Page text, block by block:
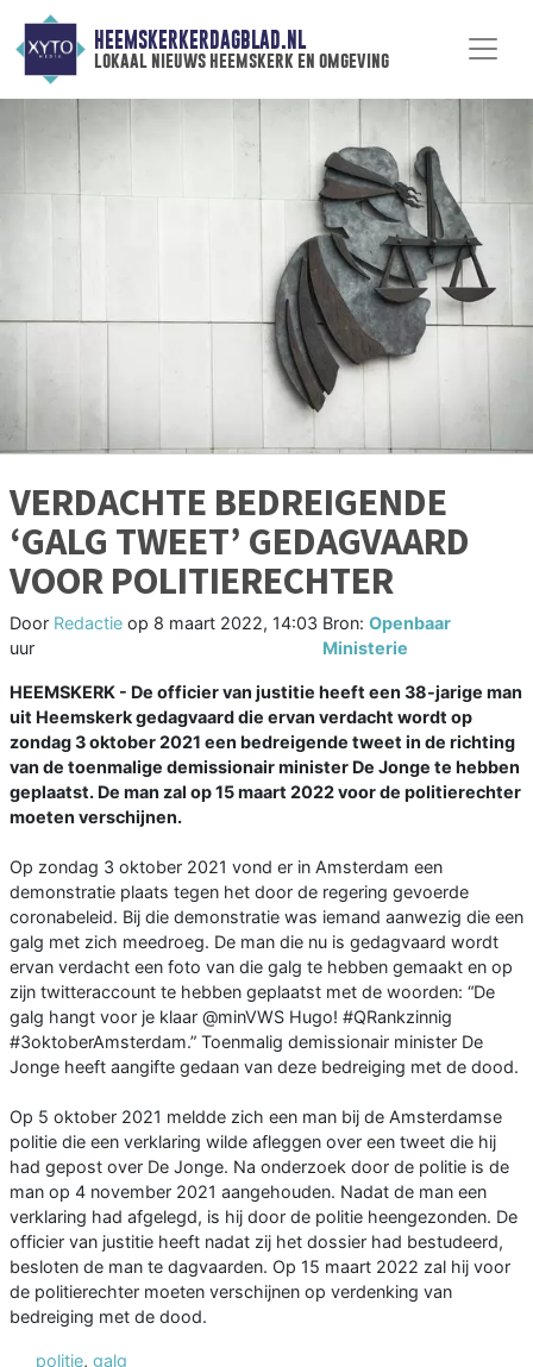
HEEMSKERKERDAGBLAD.NL
lokaal nieuws heemskerk en omgeving
VERDACHTE BEDREIGENDE
‘GALG TWEET’ GEDAGVAARD
VOOR POLITIERECHTER
Door Redactie op 8 maart 2022, 14:03
uur
Bron: Openbaar
Ministerie
HEEMSKERK - De officier van justitie heeft een 38-jarige man
uit Heemskerk gedagvaard die ervan verdacht wordt op
zondag 3 oktober 2021 een bedreigende tweet in de richting
van de toenmalige demissionair minister De Jonge te hebben
geplaatst. De man zal op 15 maart 2022 voor de politierechter
moeten verschijnen.
Op zondag 3 oktober 2021 vond er in Amsterdam een
demonstratie plaats tegen het door de regering gevoerde
coronabeleid. Bij die demonstratie was iemand aanwezig die een
galg met zich meedroeg. De man die nu is gedagvaard wordt
ervan verdacht een foto van die galg te hebben gemaakt en op
zijn twitteraccount te hebben geplaatst met de woorden: “De
galg hangt voor je klaar @minVWS Hugo! #QRankzinnig
#3oktoberAmsterdam.” Toenmalig demissionair minister De
Jonge heeft aangifte gedaan van deze bedreiging met de dood.
Op 5 oktober 2021 meldde zich een man bij de Amsterdamse
politie die een verklaring wilde afleggen over een tweet die hij
had gepost over De Jonge. Na onderzoek door de politie is de
man op 4 november 2021 aangehouden. Nadat de man een
verklaring had afgelegd, is hij door de politie heengezonden. De
officier van justitie heeft nadat zij het dossier had bestudeerd,
besloten de man te dagvaarden. Op 15 maart 2022 zal hij voor
de politierechter moeten verschijnen op verdenking van
bedreiging met de dood.
politie, galg